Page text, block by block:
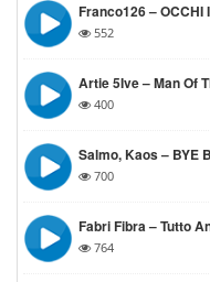
Franco126 – OCCHI
552
Artie 5Ive – Man Of
400
Salmo, Kaos – BYE
700
Fabri Fibra – Tutto
764